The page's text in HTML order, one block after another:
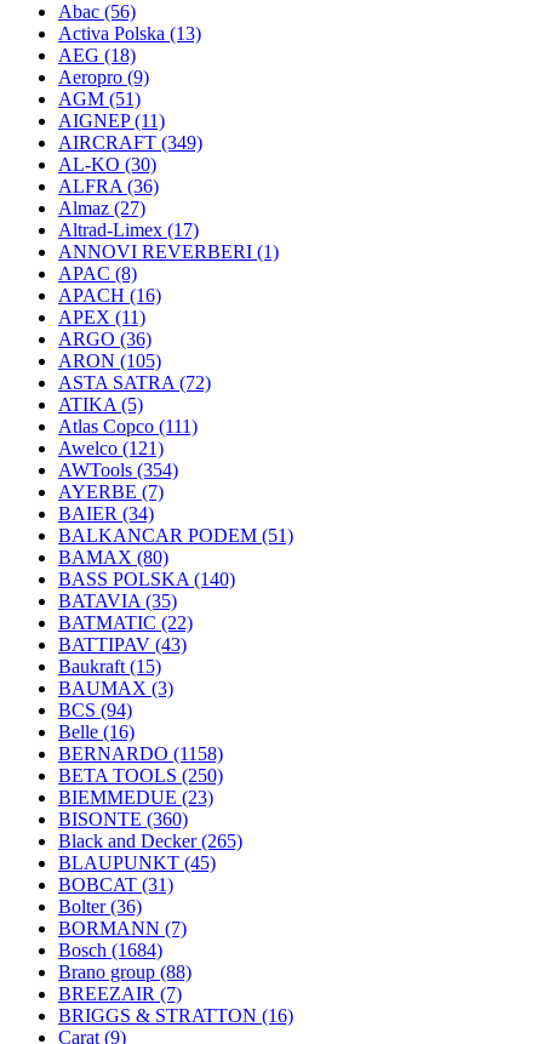
Abac (56)
Activa Polska (13)
AEG (18)
Aeropro (9)
AGM (51)
AIGNEP(11)
AIRCRAFT (349)
AL-KO (30)
ALFRA (36)
Almaz (27)
Altrad-Limex (17)
ANNOVI REVERBERI (1)
APAC (8)
APACH (16)
APEX (11)
ARGO (36)
ARON (105)
ASTA SATRA (72)
ATIKA (5)
Atlas Copco (111)
Awelco (121)
AWTools (354)
AYERBE (7)
BAIER (34)
BALKANCAR PODEM (51)
BAMAX (80)
BASS POLSKA (140)
BATAVIA (35)
BATMATIC (22)
BATTIPAV (43)
Baukraft (15)
BAUMAX (3)
BCS (94)
Belle (16)
BERNARDO (1158)
BETA TOOLS (250)
BIEMMEDUE (23)
BISONTE (360)
Black and Decker(265)
BLAUPUNKT (45)
BOBCAT (31)
Bolter(36)
BORMANN (7)
Bosch (1684)
Brano group (88)
BREEZAIR (7)
BRIGGS & STRATTON (16)
Carat (9)